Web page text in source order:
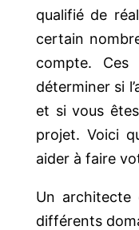
qualifié de
certain
compte.
déterminer si
et si vous
projet. Voici
aider à faire
Un architecte
différents